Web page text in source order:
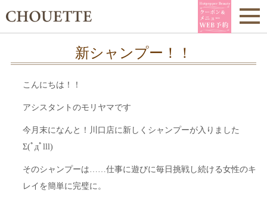
新シャンプー！！
こんにちは！！
アシスタントのモリヤマです
今月末になんと！川口店に新しくシャンプーが入りました
Σ(ﾟдﾟlll)
そのシャンプーは……仕事に遊びに毎日挑戦し続ける女性のキ
レイを簡単に完璧に。